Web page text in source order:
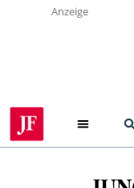
Anzeige